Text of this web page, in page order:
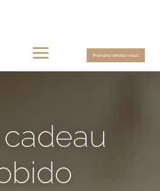
Prendre rendez-vous